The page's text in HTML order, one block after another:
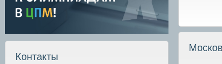
Контакты